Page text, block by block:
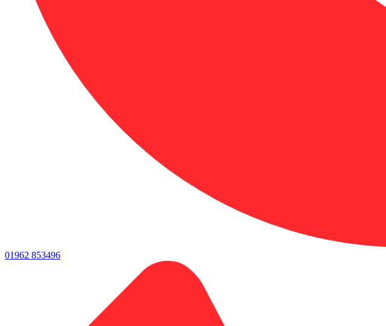
01962 853496